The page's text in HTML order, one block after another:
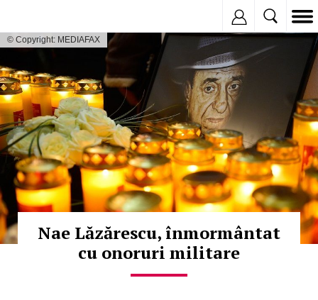
© Copyright: MEDIAFAX
Nae Lăzărescu, înmormântat
cu onoruri militare